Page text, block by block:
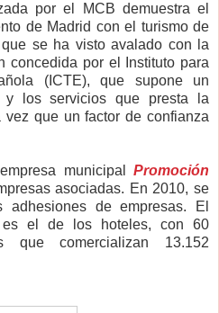
por el MCB demuestra el
de Madrid con el turismo de
se ha visto avalado con la
concedida por el Instituto para
(ICTE), que supone un
y los servicios que presta la
que un factor de confianza
municipal Promoción
asociadas. En 2010, se
adhesiones de empresas. El
es el de los hoteles, con 60
que comercializan 13.152